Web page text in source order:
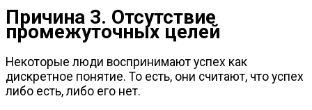
Причина 3. Отсутствие
промежуточных целей
Некоторые люди воспринимают успех как
дискретное понятие. То есть, они считают, что успех
либо есть, либо его нет.